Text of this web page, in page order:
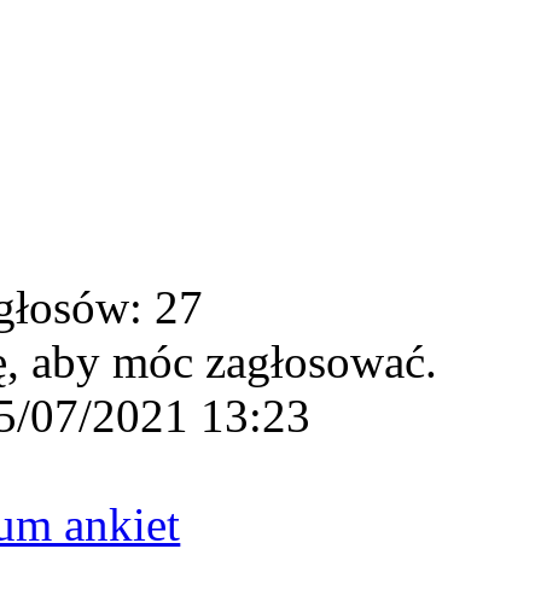
27
aby móc zagłosować.
07/2021 13:23
ankiet